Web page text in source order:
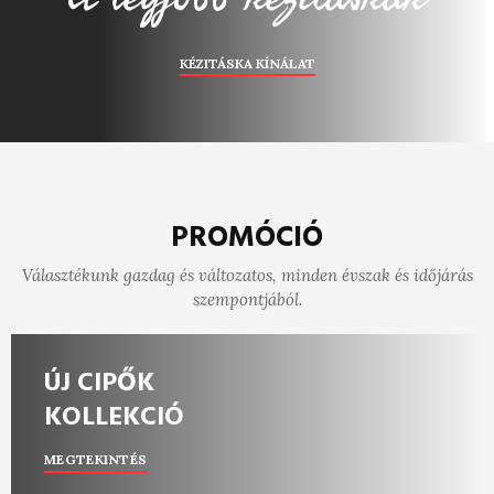
KÉZITÁSKA KÍNÁLAT
PROMÓCIÓ
Választékunk gazdag és változatos, minden évszak és időjárás
szempontjából.
ÚJ CIPŐK
KOLLEKCIÓ
MEGTEKINTÉS